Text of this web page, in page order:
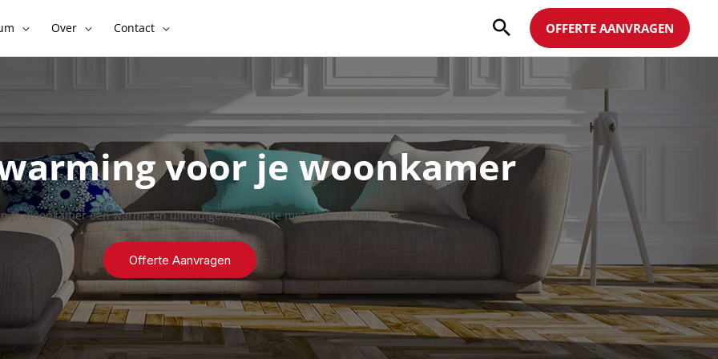
Over Contact OFFERTE AANVRAGEN
voor je woonkamer
je woonkamer een warme en uitnodigende ruimte met vloerverwarming.
Offerte Aanvragen